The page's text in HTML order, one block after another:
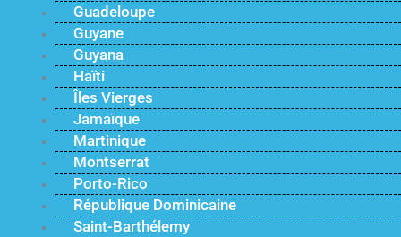
Guadeloupe
Guyane
Guyana
Haïti
Îles Vierges
Jamaïque
Martinique
Montserrat
Porto-Rico
République Dominicaine
Saint-Barthélemy